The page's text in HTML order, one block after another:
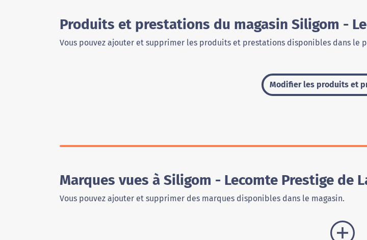
Produits et prestations du magasin Siligom -
Vous pouvez ajouter et supprimer les produits et prestations disponibles dans le
Modifier les produits et
Marques vues à Siligom - Lecomte Prestige de
Vous pouvez ajouter et supprimer des marques disponibles dans le magasin.